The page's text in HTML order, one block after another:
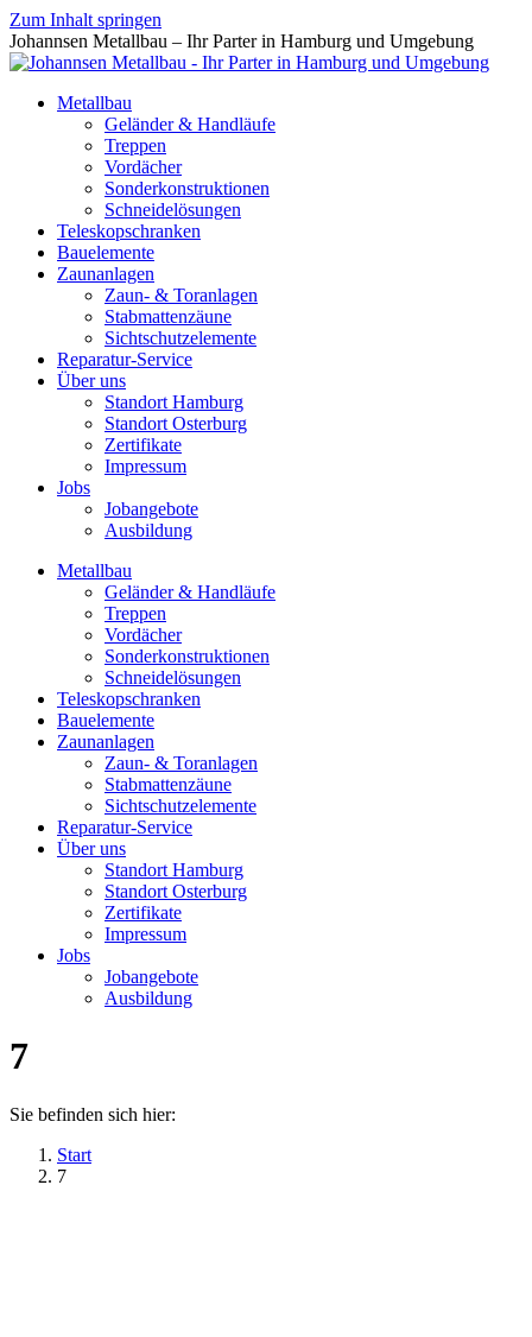
Zum Inhalt springen
Johannsen Metallbau – Ihr Parter in Hamburg und Umgebung
Metallbau
Geländer & Handläufe
Treppen
Vordächer
Sonderkonstruktionen
Schneidelösungen
Teleskopschranken
Bauelemente
Zaunanlagen
Zaun- & Toranlagen
Stabmattenzäune
Sichtschutzelemente
Reparatur-Service
Über uns
Standort Hamburg
Standort Osterburg
Zertifikate
Impressum
Jobs
Jobangebote
Ausbildung
Metallbau
Geländer & Handläufe
Treppen
Vordächer
Sonderkonstruktionen
Schneidelösungen
Teleskopschranken
Bauelemente
Zaunanlagen
Zaun- & Toranlagen
Stabmattenzäune
Sichtschutzelemente
Reparatur-Service
Über uns
Standort Hamburg
Standort Osterburg
Zertifikate
Impressum
Jobs
Jobangebote
Ausbildung
7
Sie befinden sich hier:
Start
7